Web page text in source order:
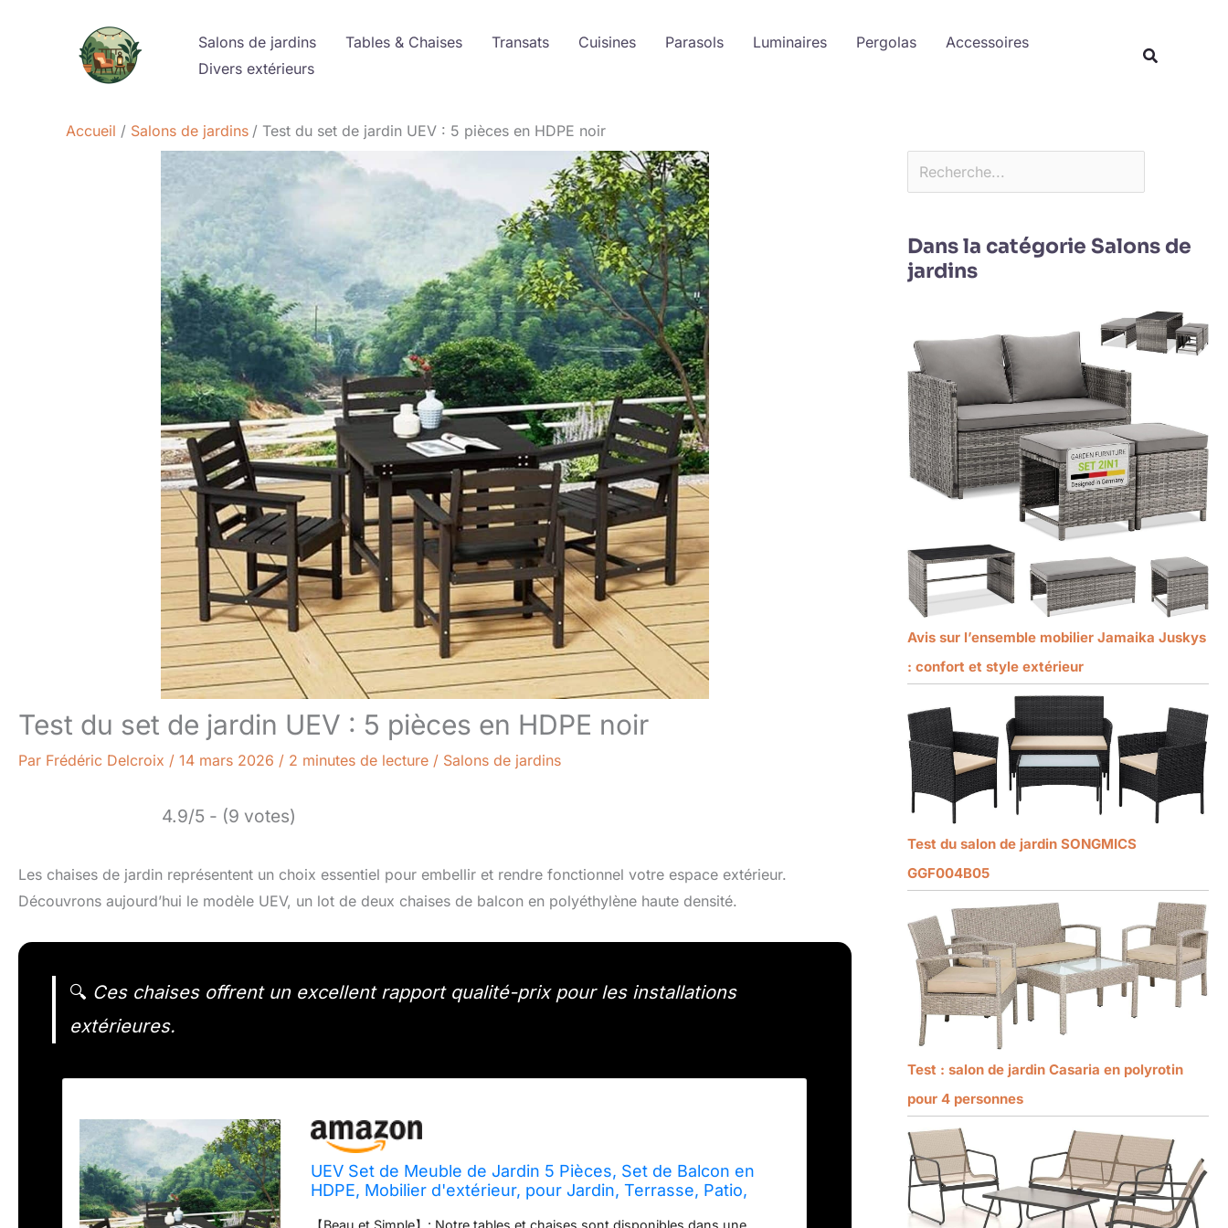
Salons de jardins Tables & Chaises Transats Cuisines Parasols Luminaires Pergolas
Accessoires
Divers extérieurs
Accueil Salons de jardins Test du set de jardin UEV : 5 pièces en HDPE noir
Test du set de jardin UEV : 5 pièces en HDPE noir
Par Frédéric Delcroix / 14 mars 2026 / 2 minutes de lecture / Salons de jardins
4.9/5 - (9 votes)
Les chaises de jardin représentent un choix essentiel pour embellir et rendre fonctionnel votre espace extérieur.
Découvrons aujourd’hui le modèle UEV, un lot de deux chaises de balcon en polyéthylène haute densité.
🔍 Ces chaises offrent un excellent rapport qualité-prix pour les installations
extérieures.
UEV Set de Meuble de Jardin 5 Pièces, Set de Balcon en
HDPE, Mobilier d'extérieur, pour Jardin, Terrasse, Patio,
Dans la catégorie Salons de
jardins
Avis sur l’ensemble mobilier Jamaika Juskys
: confort et style extérieur
Test du salon de jardin SONGMICS
GGF004B05
Test : salon de jardin Casaria en polyrotin
pour 4 personnes